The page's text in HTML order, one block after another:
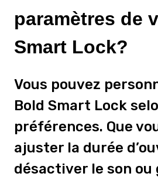
paramètres de
Smart Lock?
Vous pouvez
Bold Smart Lock
préférences. Que
ajuster la durée
désactiver le son ou